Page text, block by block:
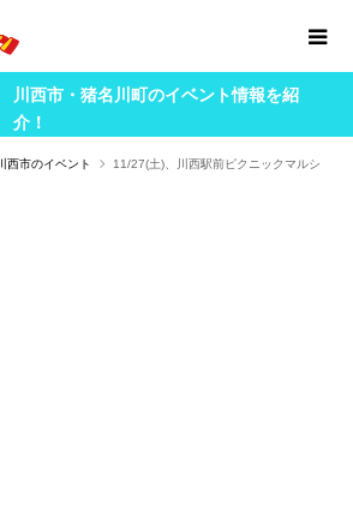
川西市・猪名川町のイベント情報を紹
介！
川西市のイベント
11/27(土)、川西駅前ピクニックマルシ